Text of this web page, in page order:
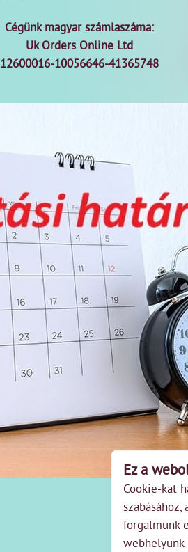
Cégünk magyar számlaszáma:
Uk Orders Online Ltd
12600016-10056646-41365748
Ez a
Cookie-kat
forgalmunk
webhelyünk